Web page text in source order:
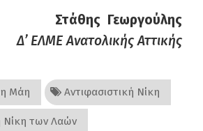
Στάθης Γεωργούλης
Δ’ ΕΛΜΕ Ανατολικής Αττικής
Μάη Αντιφασιστική Νίκη
Νίκη των Λαών